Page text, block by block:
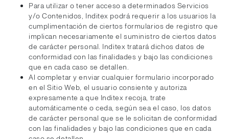
Para utilizar o tener acceso a determinados Servicios
y/o Contenidos, Inditex podrá requerir a los usuarios la
cumplimentación de ciertos formularios de registro que
implican necesariamente el suministro de ciertos datos
de carácter personal. Inditex tratará dichos datos de
conformidad con las finalidades y bajo las condiciones
que en cada caso se detallen.
Al completar y enviar cualquier formulario incorporado
en el Sitio Web, el usuario consiente y autoriza
expresamente a que Inditex recoja, trate
automáticamente o ceda, según sea el caso, los datos
de carácter personal que se le solicitan de conformidad
con las finalidades y bajo las condiciones que en cada